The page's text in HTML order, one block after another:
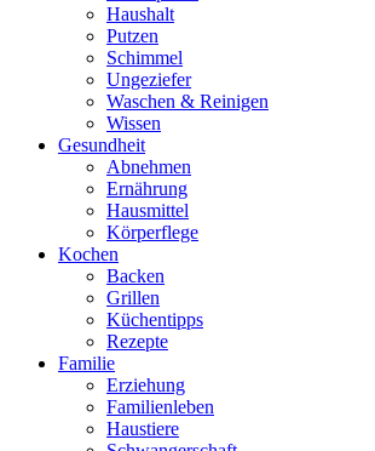
Haushalt
Putzen
Schimmel
Ungeziefer
Waschen & Reinigen
Wissen
Gesundheit
Abnehmen
Ernährung
Hausmittel
Körperflege
Kochen
Backen
Grillen
Küchentipps
Rezepte
Familie
Erziehung
Familienleben
Haustiere